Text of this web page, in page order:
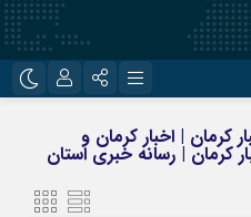
ایتا
کرمان | اخبار کرمان و
کرمان | رسانه خبری استان